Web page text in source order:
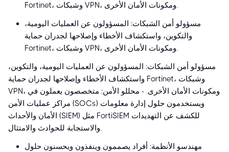
Fortinet، وشبكات VPN، ومكونات الأمان الأخرى.
مسؤولو أمن الشبكات: المسؤولون عن العمليات اليومية،
والتكوين، واستكشاف الأخطاء وإصلاحها لجدران حماية
Fortinet، وشبكات VPN، ومكونات الأمان الأخرى.
مسؤولو أمن الشبكات: المسؤولون عن العمليات اليومية، والتكوين،
واستكشاف الأخطاء وإصلاحها لجدران حماية Fortinet، وشبكات
VPN، ومكونات الأمان الأخرى. - محللو الأمن: متخصصون يعملون في
مراكز عمليات الأمن (SOCs) ويستخدمون حلول إدارة معلومات
الأمان والأحداث (SIEM) مثل FortiSIEM للكشف عن التهديدات
والاستجابة للحوادث والامتثال.
مهندسو الأنظمة: أفراد يصممون وينفذون ويحسنون حلول